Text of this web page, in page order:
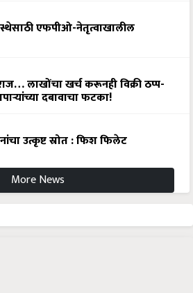
एफपीओ-नेतृत्वाखालील
लाखोंचा खर्च करूनही विक्री ठप्प-
दबावाचा फटका!
उत्कृष्ट स्रोत : फिश फिलेट
More News